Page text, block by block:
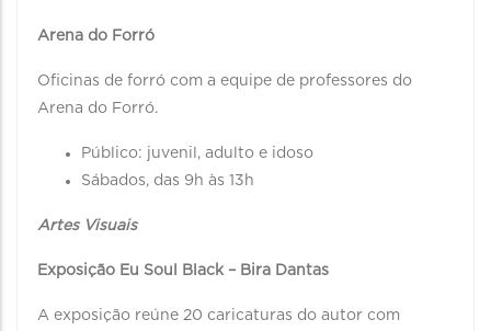
Arena do Forró
Oficinas de forró com a equipe de professores do
Arena do Forró.
Público: juvenil, adulto e idoso
Sábados, das 9h às 13h
Artes Visuais
Exposição Eu Soul Black – Bira Dantas
A exposição reúne 20 caricaturas do autor com